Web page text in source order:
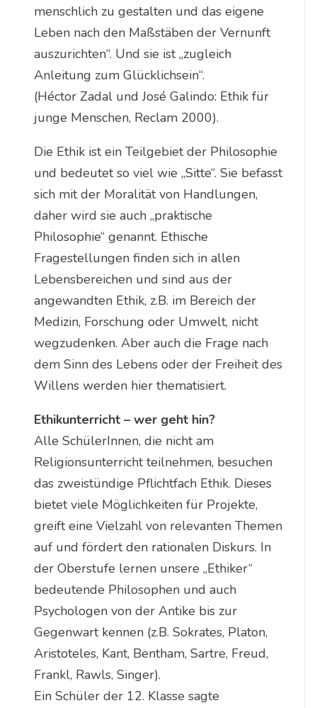
menschlich zu gestalten und das eigene
Leben nach den Maßstäben der Vernunft
auszurichten“. Und sie ist „zugleich
Anleitung zum Glücklichsein“.
(Héctor Zadal und José Galindo: Ethik für
junge Menschen, Reclam 2000).
Die Ethik ist ein Teilgebiet der Philosophie
und bedeutet so viel wie „Sitte“. Sie befasst
sich mit der Moralität von Handlungen,
daher wird sie auch „praktische
Philosophie“ genannt. Ethische
Fragestellungen finden sich in allen
Lebensbereichen und sind aus der
angewandten Ethik, z.B. im Bereich der
Medizin, Forschung oder Umwelt, nicht
wegzudenken. Aber auch die Frage nach
dem Sinn des Lebens oder der Freiheit des
Willens werden hier thematisiert.
Ethikunterricht – wer geht hin?
Alle SchülerInnen, die nicht am
Religionsunterricht teilnehmen, besuchen
das zweistündige Pflichtfach Ethik. Dieses
bietet viele Möglichkeiten für Projekte,
greift eine Vielzahl von relevanten Themen
auf und fördert den rationalen Diskurs. In
der Oberstufe lernen unsere „Ethiker“
bedeutende Philosophen und auch
Psychologen von der Antike bis zur
Gegenwart kennen (z.B. Sokrates, Platon,
Aristoteles, Kant, Bentham, Sartre, Freud,
Frankl, Rawls, Singer).
Ein Schüler der 12. Klasse sagte